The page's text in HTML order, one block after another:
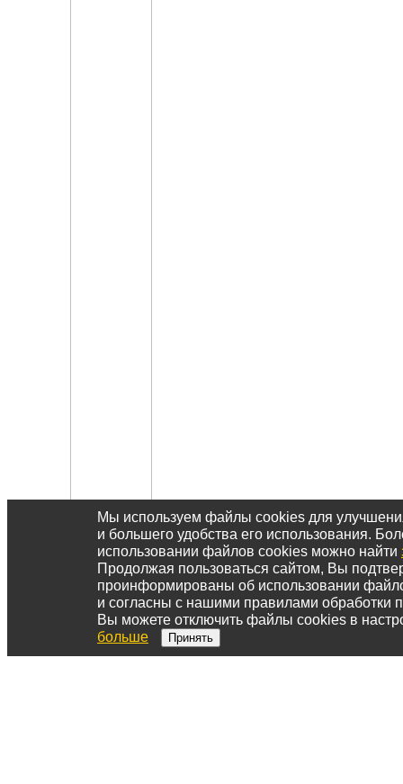
Мы используем файлы cookies для
и большего удобства его использования.
использовании файлов cookies можно найти
Продолжая пользоваться сайтом, Вы
проинформированы об использовании
и согласны с нашими правилами обработки
Вы можете отключить файлы cookies в
больше
Принять